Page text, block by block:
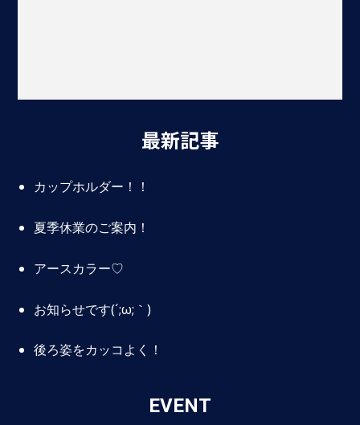
最新記事
カップホルダー！！
夏季休業のご案内！
アースカラー♡
お知らせです(´;ω;｀)
後ろ姿をカッコよく！
EVENT